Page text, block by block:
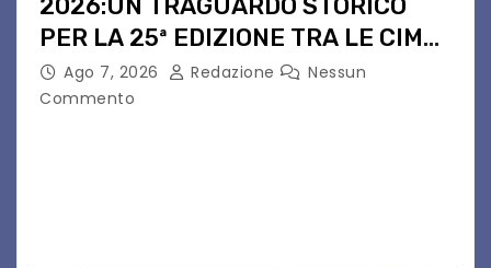
PER LA 25ª EDIZIONE TRA LE CIME
PATRIMONIO UNESCO
Ago 7, 2026 Redazione
Nessun
Commento